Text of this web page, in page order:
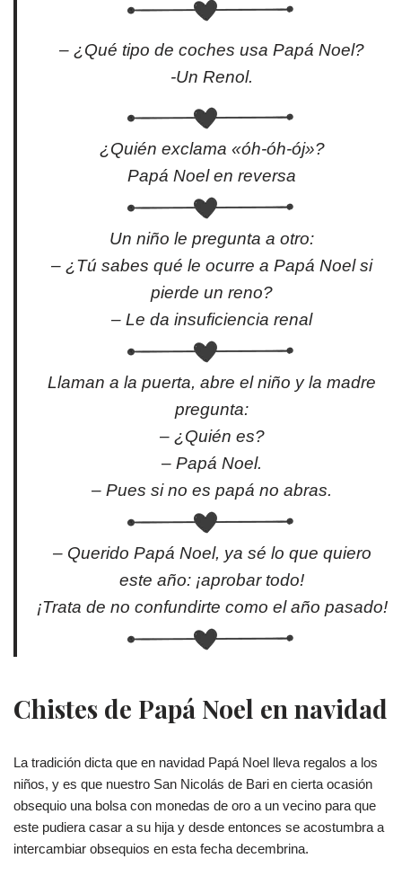
– ¿Qué tipo de coches usa Papá Noel?
-Un Renol.
¿Quién exclama «óh-óh-ój»?
Papá Noel en reversa
Un niño le pregunta a otro:
– ¿Tú sabes qué le ocurre a Papá Noel si
pierde un reno?
– Le da insuficiencia renal
Llaman a la puerta, abre el niño y la madre
pregunta:
– ¿Quién es?
– Papá Noel.
– Pues si no es papá no abras.
– Querido Papá Noel, ya sé lo que quiero
este año: ¡aprobar todo!
¡Trata de no confundirte como el año pasado!
Chistes de Papá Noel en navidad
La tradición dicta que en navidad Papá Noel lleva regalos a los
niños, y es que nuestro San Nicolás de Bari en cierta ocasión
obsequio una bolsa con monedas de oro a un vecino para que
este pudiera casar a su hija y desde entonces se acostumbra a
intercambiar obsequios en esta fecha decembrina.